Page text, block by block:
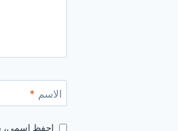
الاسم *
احفظ اسمي،